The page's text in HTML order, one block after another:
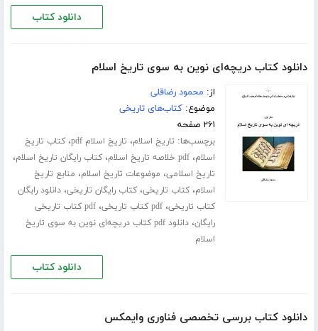
دانلود کتاب
دانلود کتاب دریچه‌ای نوین به سوی تاریخ اسلام
از: محمود رضاقلی
موضوع:کتاب‌های تاریخی
۲۶۱ صفحه
برچسب‌ها: تاریخ اسلام، تاریخ اسلام pdf ،کتاب تاریخ
اسلام،pdf خلاصه تاریخ اسلام ،کتاب رایگان تاریخ اسلام،
تاریخ اسلامی، موضوعات تاریخ اسلام، منابع تاریخ
اسلام،کتاب تاریخی،کتاب رایگان تاریخی،دانلود رابگان
کتاب تاریخی،pdf کتاب تاریخی ،
pdf کتاب تاریخی
رایگان،
دانلود pdf کتاب دریچه‌ای نوین به سوی تاریخ
اسلام
دانلود کتاب
دانلود کتاب بررسی تخصصی فناوری وایمکس